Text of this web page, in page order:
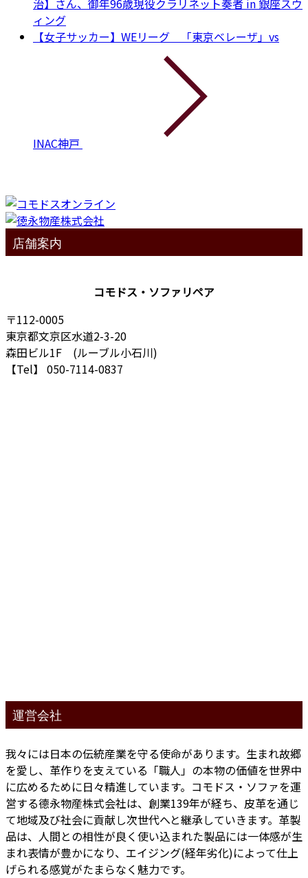
治】さん、御年96歳現役クラリネット奏者 in 銀座スウ
ィング
【女子サッカー】WEリーグ 「東京ベレーザ」vs
INAC神戸
店舗案内
コモドス・ソファリペア
〒112-0005
東京都文京区水道2-3-20
森田ビル1F (ルーブル小石川)
【Tel】 050-7114-0837
運営会社
我々には日本の伝統産業を守る使命があります。生まれ故郷
を愛し、革作りを支えている「職人」の本物の価値を世界中
に広めるために日々精進しています。コモドス・ソファを運
営する德永物産株式会社は、創業139年が経ち、皮革を通じ
て地域及び社会に貢献し次世代へと継承していきます。革製
品は、人間との相性が良く使い込まれた製品には一体感が生
まれ表情が豊かになり、エイジング(経年劣化)によって仕上
げられる感覚がたまらなく魅力です。